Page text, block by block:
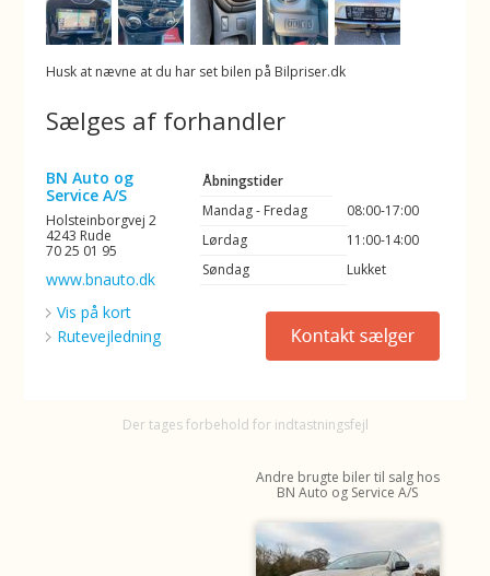
Husk at nævne at du har set bilen på Bilpriser.dk
Sælges af forhandler
BN Auto og
Service A/S
Holsteinborgvej 2
4243 Rude
70 25 01 95
www.bnauto.dk
Vis på kort
Rutevejledning
Åbningstider
Mandag - Fredag
08:00-17:00
Lørdag
11:00-14:00
Søndag
Lukket
Der tages forbehold for indtastningsfejl
Andre brugte biler til salg hos
BN Auto og Service A/S